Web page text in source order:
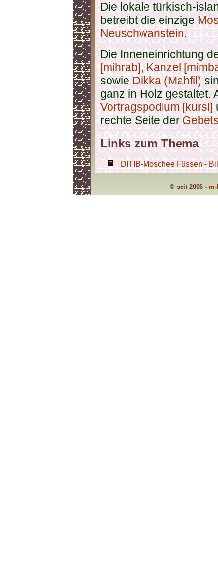
Die lokale türkisch-
betreibt die einzige
Neuschwanstein.
Die Inneneinrichtung
[mihrab], Kanzel
sowieDikka (Mahfil)
ganz in Holz gestaltet.
Vortragspodium [kursi]
rechte Seite der
Links zum Thema
DITIB-Moschee Füssen -
© seit 2006 -